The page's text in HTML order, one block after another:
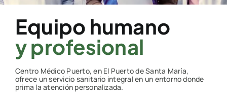
Equipo humano
y profesional
Centro Médico Puerto, en El Puerto de Santa María,
ofrece un servicio sanitario integral en un entorno donde
prima la atención personalizada.